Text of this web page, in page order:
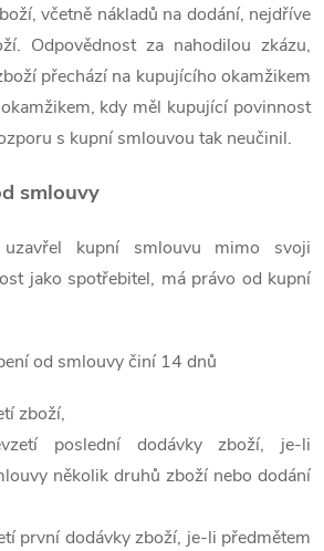
včetně nákladů na dodání, nejdříve
Odpovědnost za nahodilou zkázu,
přechází na kupujícího okamžikem
kdy měl kupující povinnost
s kupní smlouvou tak neučinil.
smlouvy
kupní smlouvu mimo svoji
jako spotřebitel, má právo od kupní
od smlouvy činí 14 dnů
zboží,
poslední dodávky zboží, je-li
několik druhů zboží nebo dodání
první dodávky zboží, je-li předmětem